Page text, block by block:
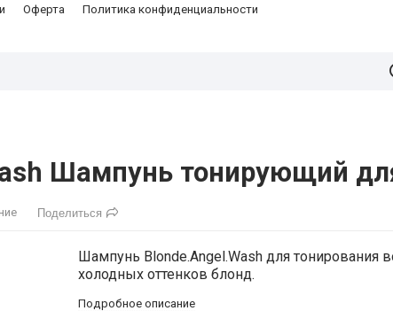
Оферта Политика конфиденциальности
Шампунь тонирующий
Поделиться
Шампунь Blonde.Angel.Wash для тонирования
холодных оттенков блонд.
Подробное описание